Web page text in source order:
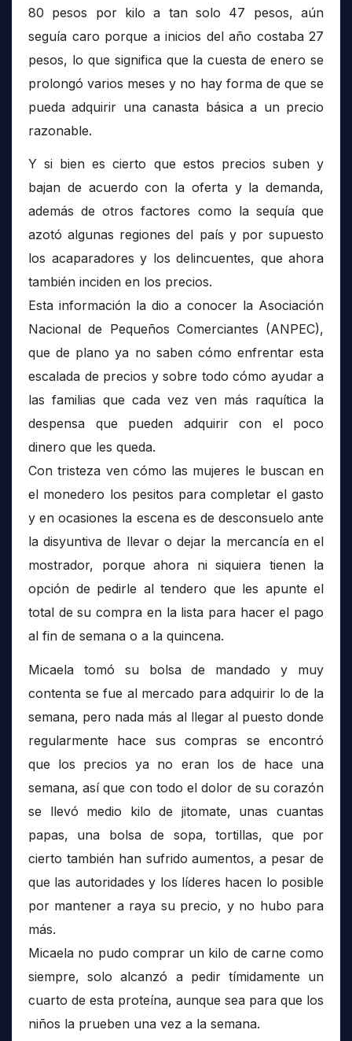
80 pesos por kilo a tan solo 47 pesos, aún
seguía caro porque a inicios del año costaba 27
pesos, lo que significa que la cuesta de enero se
prolongó varios meses y no hay forma de que se
pueda adquirir una canasta básica a un precio
razonable.
Y si bien es cierto que estos precios suben y
bajan de acuerdo con la oferta y la demanda,
además de otros factores como la sequía que
azotó algunas regiones del país y por supuesto
los acaparadores y los delincuentes, que ahora
también inciden en los precios.
Esta información la dio a conocer la Asociación
Nacional de Pequeños Comerciantes (ANPEC),
que de plano ya no saben cómo enfrentar esta
escalada de precios y sobre todo cómo ayudar a
las familias que cada vez ven más raquítica la
despensa que pueden adquirir con el poco
dinero que les queda.
Con tristeza ven cómo las mujeres le buscan en
el monedero los pesitos para completar el gasto
y en ocasiones la escena es de desconsuelo ante
la disyuntiva de llevar o dejar la mercancía en el
mostrador, porque ahora ni siquiera tienen la
opción de pedirle al tendero que les apunte el
total de su compra en la lista para hacer el pago
al fin de semana o a la quincena.
Micaela tomó su bolsa de mandado y muy
contenta se fue al mercado para adquirir lo de la
semana, pero nada más al llegar al puesto donde
regularmente hace sus compras se encontró
que los precios ya no eran los de hace una
semana, así que con todo el dolor de su corazón
se llevó medio kilo de jitomate, unas cuantas
papas, una bolsa de sopa, tortillas, que por
cierto también han sufrido aumentos, a pesar de
que las autoridades y los líderes hacen lo posible
por mantener a raya su precio, y no hubo para
más.
Micaela no pudo comprar un kilo de carne como
siempre, solo alcanzó a pedir tímidamente un
cuarto de esta proteína, aunque sea para que los
niños la prueben una vez a la semana.